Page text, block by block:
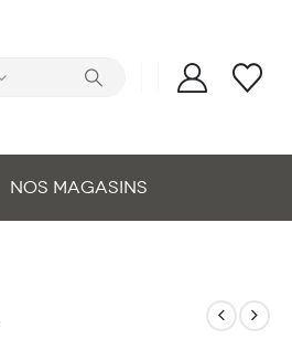
NOS MAGASINS